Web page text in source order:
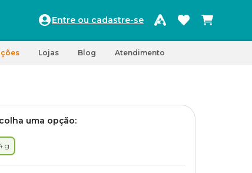
Entre ou cadastre-se
Lojas Blog Atendimento
uma opção:
g